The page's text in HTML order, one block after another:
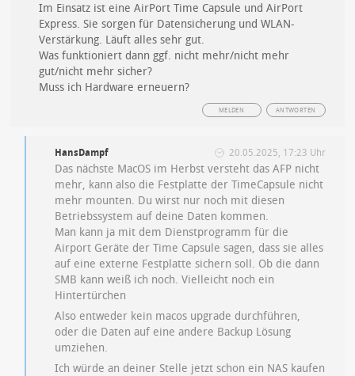
Im Einsatz ist eine AirPort Time Capsule und AirPort
Express. Sie sorgen für Datensicherung und WLAN-
Verstärkung. Läuft alles sehr gut.
Was funktioniert dann ggf. nicht mehr/nicht mehr
gut/nicht mehr sicher?
Muss ich Hardware erneuern?
ANTWORTEN
MELDEN
HansDampf 20.05.2025, 17:23 Uhr
Das nächste MacOS im Herbst versteht das AFP nicht
mehr, kann also die Festplatte der TimeCapsule nicht
mehr mounten. Du wirst nur noch mit diesen
Betriebssystem auf deine Daten kommen.
Man kann ja mit dem Dienstprogramm für die
Airport Geräte der Time Capsule sagen, dass sie alles
auf eine externe Festplatte sichern soll. Ob die dann
SMB kann weiß ich noch. Vielleicht noch ein
Hintertürchen
Also entweder kein macos upgrade durchführen,
oder die Daten auf eine andere Backup Lösung
umziehen.
Ich würde an deiner Stelle jetzt schon ein NAS kaufen